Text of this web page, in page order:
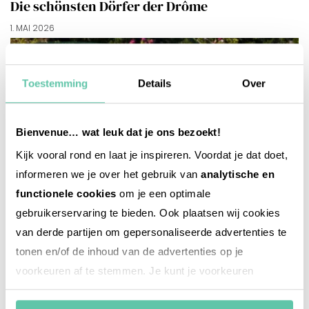
Toestemming Details Over
Bienvenue… wat leuk dat je ons bezoekt!
Kijk vooral rond en laat je inspireren. Voordat je dat doet,
informeren we je over het gebruik van analytische en
functionele cookies om je een optimale
gebruikerservaring te bieden. Ook plaatsen wij cookies
van derde partijen om gepersonaliseerde advertenties te
tonen en/of de inhoud van de advertenties op je
voorkeuren af te stemmen. Je kunt je voorkeuren
beheren via ‘Zelf instellen’. Klik je op ‘Accepteren en
Die schönsten Dörfer der Drôme
1. MAI 2026